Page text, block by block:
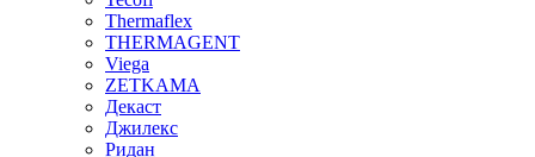
Thermaflex
THERMAGENT
Viega
ZETKAMA
Декаст
Джилекс
Ридан